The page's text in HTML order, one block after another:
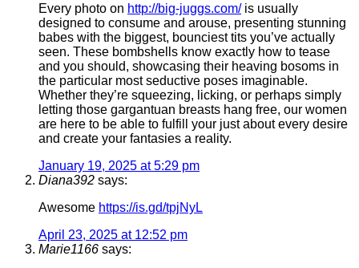
Every photo on http://big-juggs.com/is usually
designed to consume and arouse, presenting stunning
babes with the biggest, bounciest tits you’ve actually
seen. These bombshells know exactly how to tease
and you should, showcasing their heaving bosoms in
the particular most seductive poses imaginable.
Whether they’re squeezing, licking, or perhaps simply
letting those gargantuan breasts hang free, our women
are here to be able to fulfill your just about every desire
and create your fantasies a reality.
January 19, 2025 at 5:29 pm
Diana392 says:
Awesome https://is.gd/tpjNyL
April 23, 2025 at 12:52 pm
Marie1166 says: